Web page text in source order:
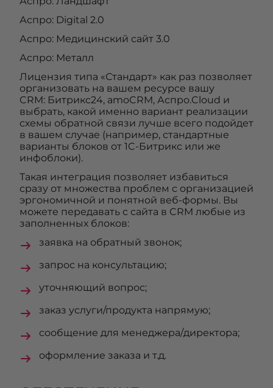
Аспро: Digital 2.0
Аспро: Медицинский сайт 3.0
Аспро: Металл
Лицензия типа «Стандарт» как раз позволяет
организовать на вашем ресурсе вашу
CRM: Битрикс24, amoCRM, Аспро.Cloud и
выбрать, какой именно вариант реализации
схемы обратной связи лучше всего подойдет
в вашем случае (например, стандартные
варианты блоков от 1C-Битрикс или же
инфоблоки).
Такая интеграция позволяет избавиться
сразу от множества проблем с организацией
эргономичной и понятной веб-формы. Вы
можете передавать с сайта в CRM любые из
заполненных блоков:
заявка на обратный звонок;
запрос на консультацию;
уточняющий вопрос;
заказ услуги/продукта напрямую;
сообщение для менеджера/директора;
оформление заказа и т.д.